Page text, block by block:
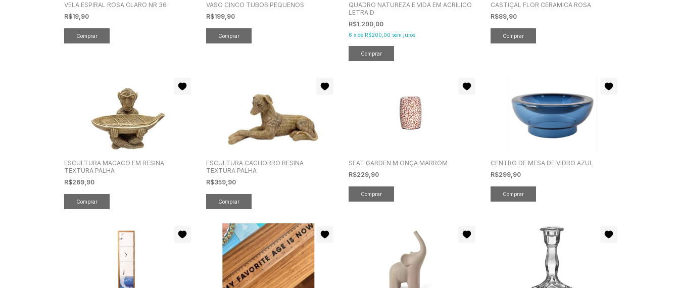
VELA ESPIRAL ROSA CLARO NR 36
R$19,90
VASO CINCO TUBOS PEQUENOS
R$199,90
QUADRO NATUREZA E VIDA EM ACRILICO
LETRA D
R$1.200,00
6 x de R$200,00 sem juros
CASTIÇAL FLOR CERAMICA ROSA
R$89,90
ESCULTURA MACACO EM RESINA
TEXTURA PALHA
R$269,90
ESCULTURA CACHORRO RESINA
TEXTURA PALHA
R$359,90
SEAT GARDEN M ONÇA MARROM
R$229,90
CENTRO DE MESA DE VIDRO AZUL
R$299,90